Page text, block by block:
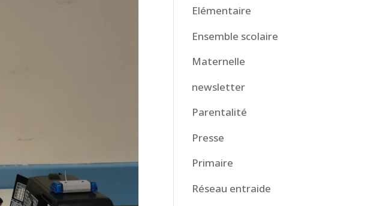
Elémentaire
Ensemble scolaire
Maternelle
newsletter
Parentalité
Presse
Primaire
Réseau entraide